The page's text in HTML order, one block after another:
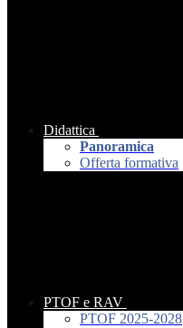
Didattica
Panoramica
Offerta formativa
PTOF e RAV
PTOF 2025-2028